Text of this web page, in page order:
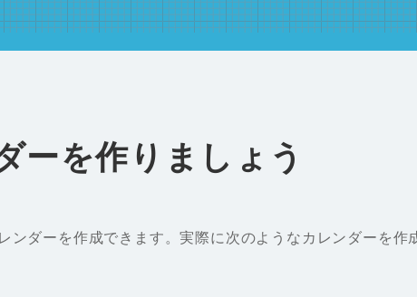
ーを作りましょう
ンダーを作成できます。実際に次のようなカレンダーを作